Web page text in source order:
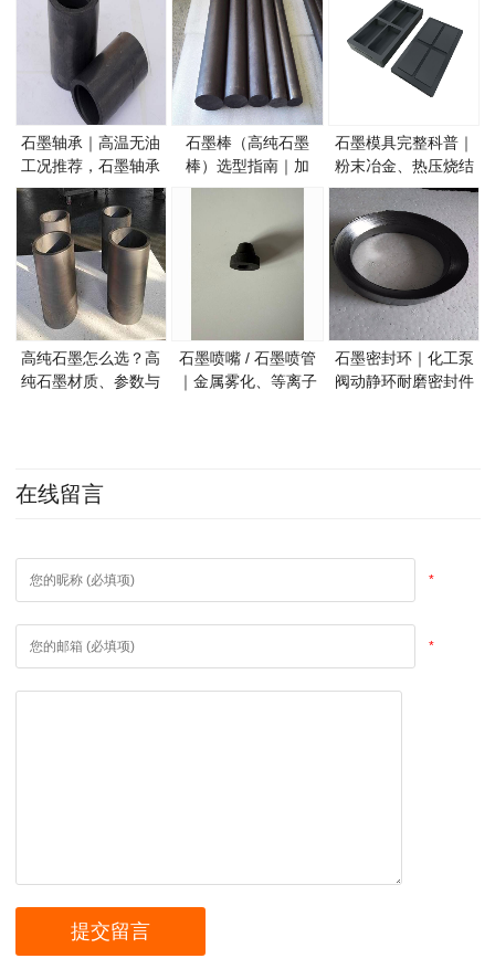
石墨轴承｜高温无油
工况推荐，石墨轴承
材质分类与选型指南
石墨棒（高纯石墨
棒）选型指南｜加
热、导电、搅拌石墨
石墨模具完整科普｜
粉末冶金、热压烧结
石墨模具选型指南
高纯石墨怎么选？高
纯石墨材质、参数与
石墨喷嘴 / 石墨喷管
｜金属雾化、等离子
石墨密封环｜化工泵
阀动静环耐磨密封件
在线留言
*
*